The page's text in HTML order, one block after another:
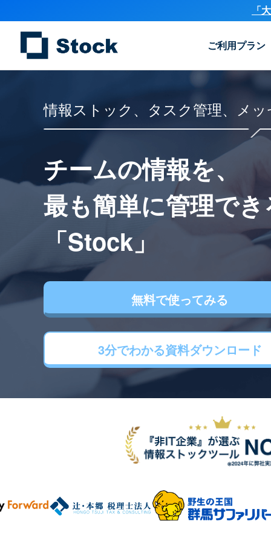
「
ご利用プラン
情報ストック、タスク管理、メ
チームの情報を、
最も簡単に管理で
「Stock」
無料で使ってみる
3分でわかる資料ダウンロード